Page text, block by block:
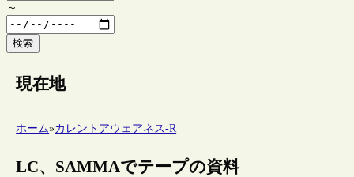
～
検索
現在地
ホーム»カレントアウェアネス-R
LC、SAMMAでテープの資料